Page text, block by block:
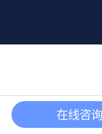
在线咨询